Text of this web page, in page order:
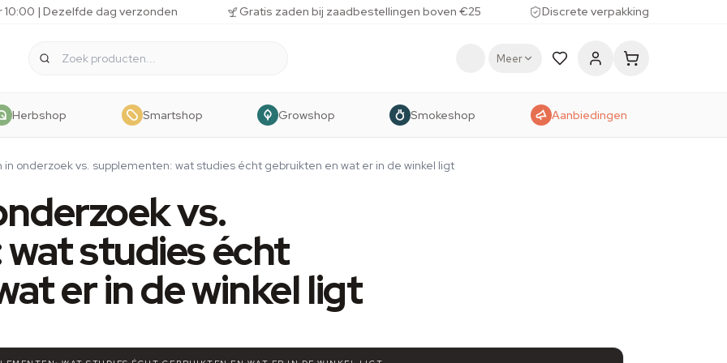
10:00 | Dezelfde dag verzonden Gratis zaden bij zaadbestellingen boven €25 Discrete verpakking
Meer
Herbshop Smartshop Growshop Smokeshop Aanbiedingen
in onderzoek vs. supplementen: wat studies écht gebruikten en wat er in de winkel ligt
vs.
studies écht
er in de winkel ligt